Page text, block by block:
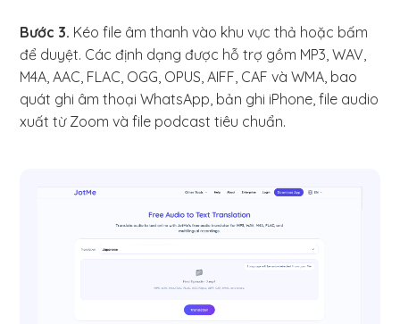
Bước 3. Kéo file âm thanh vào khu vực thả hoặc bấm
để duyệt. Các định dạng được hỗ trợ gồm MP3, WAV,
M4A, AAC, FLAC, OGG, OPUS, AIFF, CAF và WMA, bao
quát ghi âm thoại WhatsApp, bản ghi iPhone, file audio
xuất từ Zoom và file podcast tiêu chuẩn.